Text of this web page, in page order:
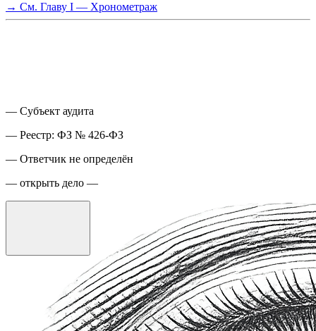
→ См. Главу I — Хронометраж
— Субъект аудита
— Реестр: ФЗ № 426-ФЗ
— Ответчик не определён
— открыть дело —